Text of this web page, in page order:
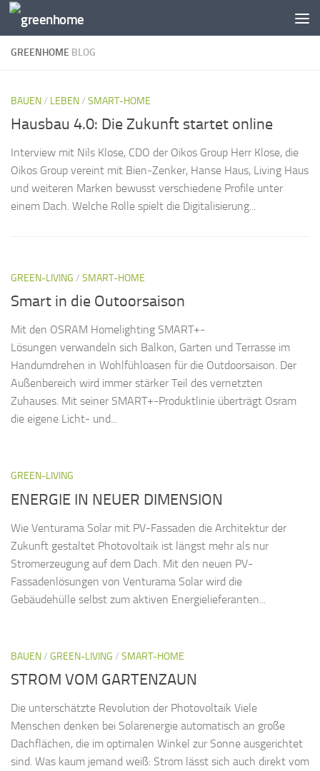
Zum Inhalt springen
GREENHOME BLOG
BAUEN/ LEBEN/ SMART-HOME
Hausbau 4.0: Die Zukunft startet online
Interview mit Nils Klose, CDO der Oikos Group Herr Klose, die
Oikos Group vereint mit Bien-Zenker, Hanse Haus, Living Haus
und weiteren Marken bewusst verschiedene Profile unter
einem Dach. Welche Rolle spielt die Digitalisierung...
GREEN-LIVING / SMART-HOME
Smart in die Outoorsaison
Mit den OSRAM Homelighting SMART+-
Lösungen verwandeln sich Balkon, Garten und Terrasse im
Handumdrehen in Wohlfühloasen für die Outdoorsaison. Der
Außenbereich wird immer stärker Teil des vernetzten
Zuhauses. Mit seiner SMART+-Produktlinie überträgt Osram
die eigene Licht- und...
GREEN-LIVING
ENERGIE IN NEUER DIMENSION
Wie Venturama Solar mit PV-Fassaden die Architektur der
Zukunft gestaltet Photovoltaik ist längst mehr als nur
Stromerzeugung auf dem Dach. Mit den neuen PV-
Fassadenlösungen von Venturama Solar wird die
Gebäudehülle selbst zum aktiven Energielieferanten...
BAUEN/ GREEN-LIVING / SMART-HOME
STROM VOM GARTENZAUN
Die unterschätzte Revolution der Photovoltaik Viele
Menschen denken bei Solarenergie automatisch an große
Dachflächen, die im optimalen Winkel zur Sonne ausgerichtet
sind. Was kaum jemand weiß: Strom lässt sich auch direkt vom